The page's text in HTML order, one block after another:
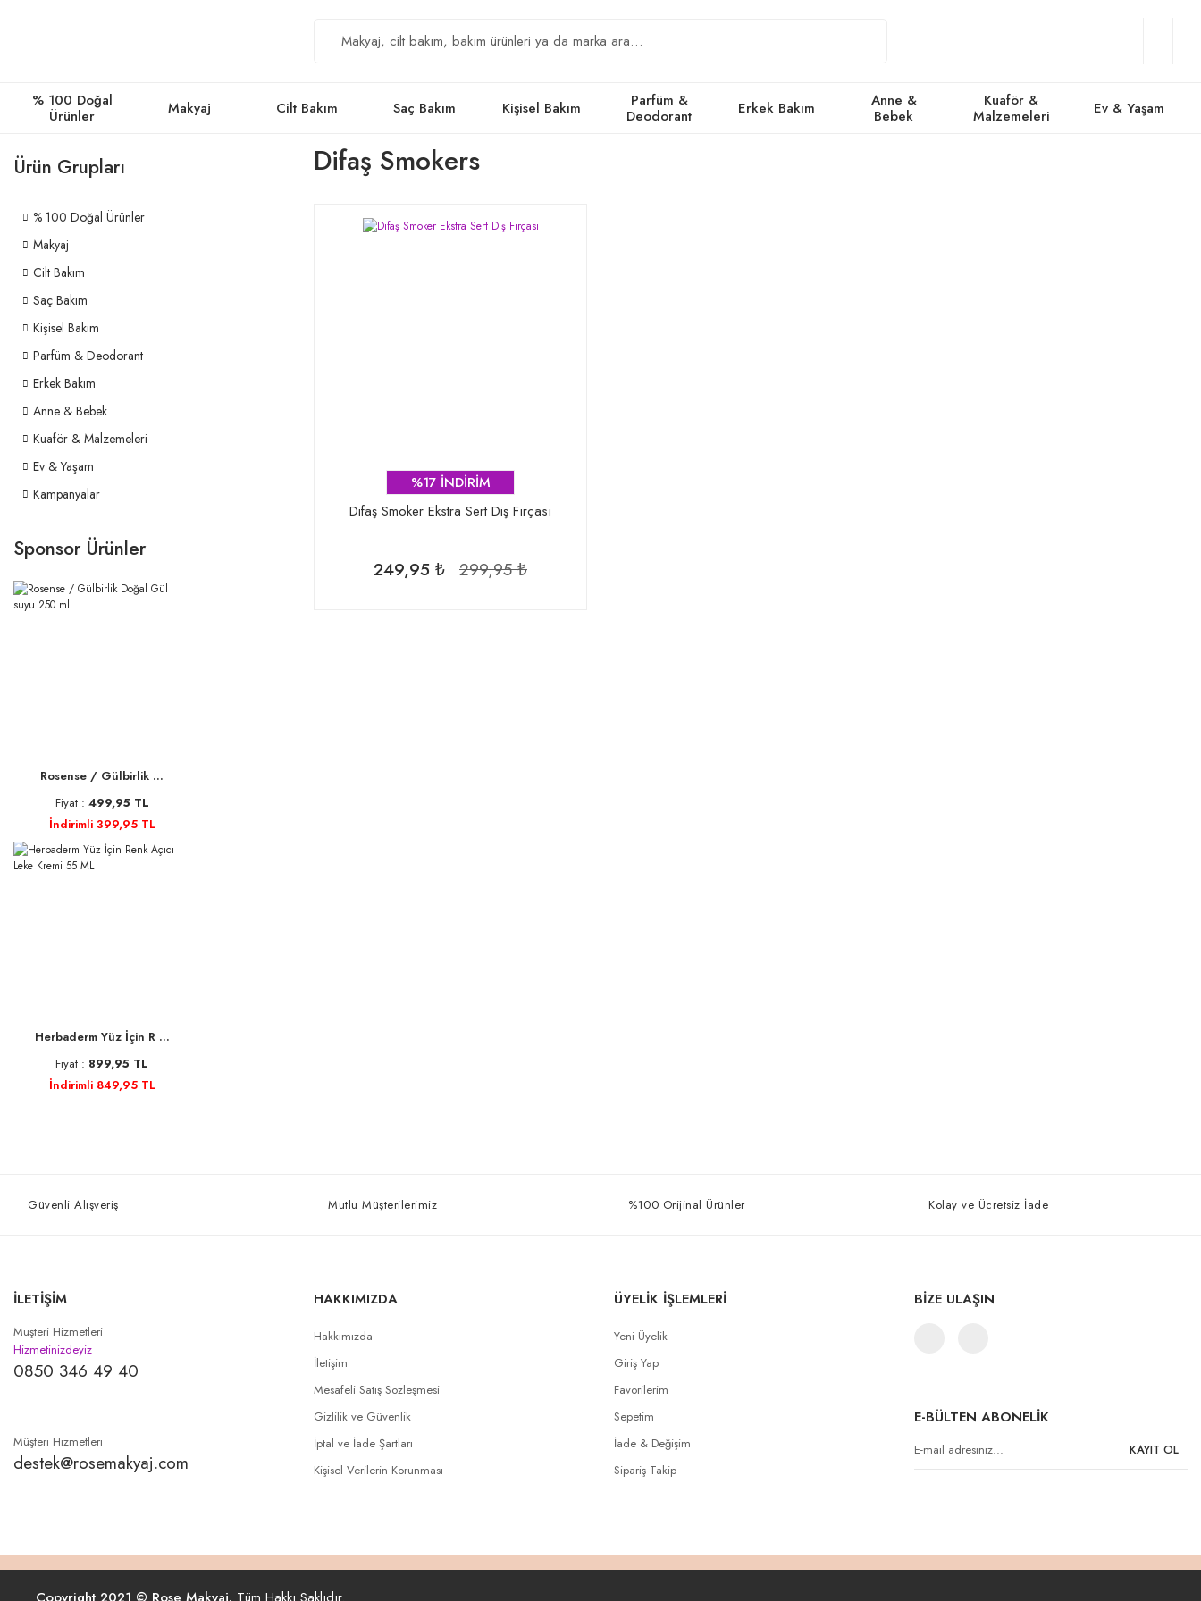
% 100 Doğal
Ürünler
Makyaj Cilt Bakım Saç Bakım Kişisel Bakım
Parfüm &
Deodorant
Erkek Bakım
Anne &
Bebek
Kuaför &
Malzemeleri
Ev & Yaşam
Ürün Grupları
% 100 Doğal Ürünler
Makyaj
Cilt Bakım
Saç Bakım
Kişisel Bakım
Parfüm & Deodorant
Erkek Bakım
Anne & Bebek
Kuaför & Malzemeleri
Ev & Yaşam
Kampanyalar
Sponsor Ürünler
Rosense / Gülbirlik ...
Fiyat : 499,95 TL
İndirimli 399,95 TL
Herbaderm Yüz İçin R ...
Fiyat : 899,95 TL
İndirimli 849,95 TL
Difaş Smokers
%17 İNDİRİM
Difaş Smoker Ekstra Sert Diş Fırçası
249,95 ₺ 299,95 ₺
Güvenli Alışveriş Mutlu Müşterilerimiz %100 Orijinal Ürünler Kolay ve Ücretsiz İade
İLETİŞİM
Müşteri Hizmetleri
Hizmetinizdeyiz
0850 346 49 40
Müşteri Hizmetleri
destek@rosemakyaj.com
HAKKIMIZDA
Hakkımızda
İletişim
Mesafeli Satış Sözleşmesi
Gizlilik ve Güvenlik
İptal ve İade Şartları
Kişisel Verilerin Korunması
ÜYELİK İŞLEMLERİ
Yeni Üyelik
Giriş Yap
Favorilerim
Sepetim
İade & Değişim
Sipariş Takip
BİZE ULAŞIN
E-BÜLTEN ABONELİK
KAYIT OL